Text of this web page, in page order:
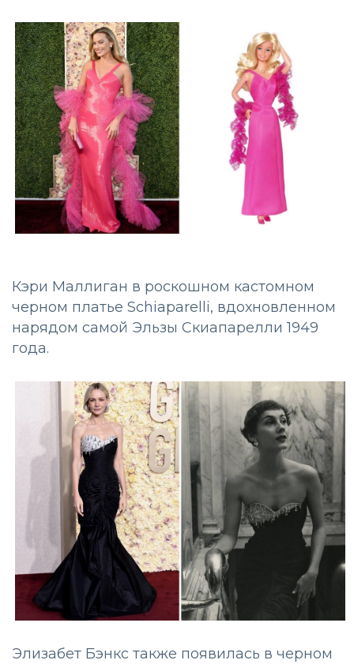
Кэри Маллиган в роскошном кастомном
черном платье Schiaparelli, вдохновленном
нарядом самой Эльзы Скиапарелли 1949
года.
Элизабет Бэнкс также появилась в черном